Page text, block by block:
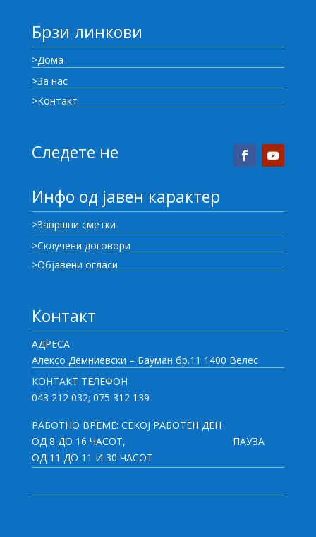
Брзи линкови
>Дома
>За нас
>Контакт
Следете не
Инфо од јавен карактер
>Завршни сметки
>Склучени договори
>Објавени огласи
Контакт
АДРЕСА
Алексо Демниевски – Бауман бр.11 1400 Велес
КОНТАКТ ТЕЛЕФОН
043 212 032; 075 312 139
РАБОТНО ВРЕМЕ: СЕКОЈ РАБОТЕН ДЕН
ОД 8 ДО 16 ЧАСОТ, ПАУЗА
ОД 11 ДО 11 И 30 ЧАСОТ